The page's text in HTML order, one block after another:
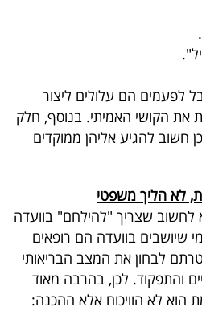
לפעמים הם עלולים ליצור
הקושי האמיתי. בנוסף, חלק
חשוב להגיע אליהן ממוקדים
לא הליך משפטי
לחשוב שצריך "להילחם" בוועדה
שיושבים בוועדה הם רופאים
לבחון את המצב הבריאותי
והתפקוד. לכן, בהרבה מאוד
לא הוויכוח אלא ההכנה: